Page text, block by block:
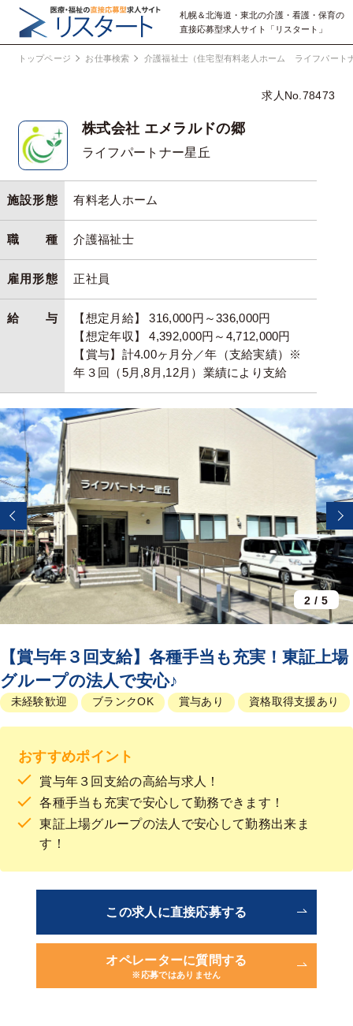
札幌＆北海道・東北の介護・看護・保育の
直接応募型求人サイト「リスタート」
トップページ お仕事検索 介護福祉士（住宅型有料老人ホーム ライフパート
未経験歓迎 ブランクOK 賞与あり 資格取得支援あり
求人No.78473
【賞与年３回支給】各種手当も充実！東証上場
グループの法人で安心♪
施設形態 有料老人ホーム
職種 介護福祉士
雇用形態 正社員
給与
【想定月給】 316,000円～336,000円
【想定年収】 4,392,000円～4,712,000円
【賞与】計4.00ヶ月分／年（支給実績）※
年３回（5月,8月,12月）業績により支給
2 / 5
株式会社 エメラルドの郷
ライフパートナー星丘
おすすめポイント
賞与年３回支給の高給与求人！
各種手当も充実で安心して勤務できます！
東証上場グループの法人で安心して勤務出来ま
す！
この求人に直接応募する
オペレーターに質問する
※応募ではありません